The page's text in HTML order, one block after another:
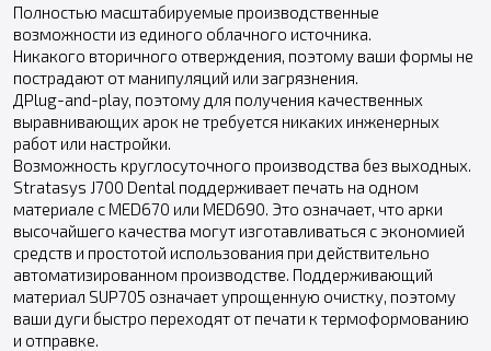
Полностью масштабируемые производственные
возможности из единого облачного источника.
Никакого вторичного отверждения, поэтому ваши формы не
пострадают от манипуляций или загрязнения.
ДPlug-and-play, поэтому для получения качественных
выравнивающих арок не требуется никаких инженерных
работ или настройки.
Возможность круглосуточного производства без выходных.
Stratasys J700 Dental поддерживает печать на одном
материале с MED670 или MED690. Это означает, что арки
высочайшего качества могут изготавливаться с экономией
средств и простотой использования при действительно
автоматизированном производстве. Поддерживающий
материал SUP705 означает упрощенную очистку, поэтому
ваши дуги быстро переходят от печати к термоформованию
и отправке.